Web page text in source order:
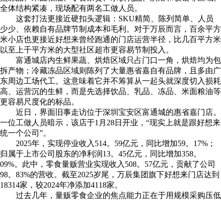
全体结构紧凑，现场配有两名工做人员。
这套打法更接近硬扣头逻辑：SKU精简、陈列简单、人员
少少、依赖自有品牌节制成本和毛利。对于万辰而言，百余平方
米小店也更接近好想来曾经跑通的门店运营半径，比几百平方米
以至上千平方米的大型社区超市更容易节制投入。
富通城店内生鲜果蔬、烘焙区域只占门口一角，烘焙均为包
拆产物；冷藏冻品区域则陈列了大量惠省嘉自有品牌，且多由广
东周边工场代工。这意味着它并不筹算从一起头就深度切入损耗
高、运营沉的生鲜，而是先选择饮品、乳品、冻品、米面粮油等
更容易尺度化的标品。
近日，界面旧事走访位于深圳宝安区富通城的惠省嘉门店。
一位工做人员暗示，该店于1月28日开业，“现实上就是跟好想来
统一个公司”。
2025年，实现停业收入514。59亿元，同比增加59。17%；
归属于上市公司股东的净利润13。45亿元，同比增加358。
09%。此中，零食量贩营业实现收入508。57亿元，贡献了公司
98。83%的营收。截至2025岁尾，万辰集团旗下好想来门店达到
18314家，较2024年净添加4118家。
过去几年，量贩零食企业的焦点能力正在于用规模采购压低